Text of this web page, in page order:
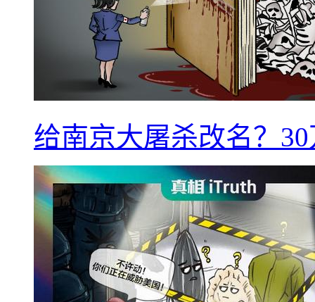
给南京大屠杀改名？